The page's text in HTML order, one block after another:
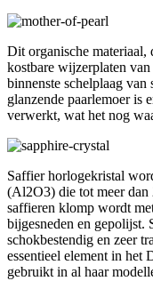
Dit organische
kostbare wijzerplaten
binnenste schelplaag
glanzende paarlemoer is
verwerkt, wat het nog
Saffier horlogekristal
(Al2O3) die tot meer dan
saffieren klomp wordt
bijgesneden en gepolijst.
schokbestendig en zeer
essentieel element in het
gebruikt in al haar